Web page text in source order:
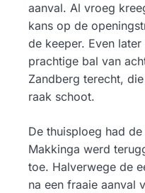
aanval. Al vroeg
kans op de
de keeper. Even
prachtige bal van
Zandberg terecht,
raak schoot.
De thuisploeg had
Makkinga werd
toe. Halverwege de
na een fraaie aanval